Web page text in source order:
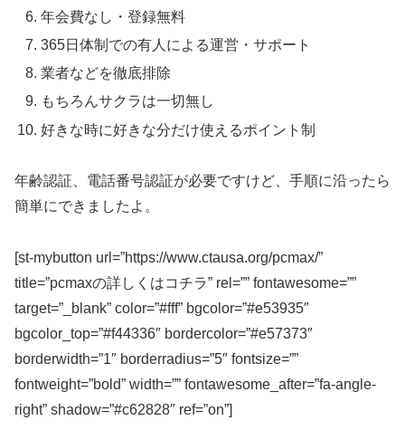
年会費なし・登録無料
365日体制での有人による運営・サポート
業者などを徹底排除
もちろんサクラは一切無し
好きな時に好きな分だけ使えるポイント制
年齢認証、電話番号認証が必要ですけど、手順に沿ったら
簡単にできましたよ。
[st-mybutton url=”https://www.ctausa.org/pcmax/”
title=”pcmaxの詳しくはコチラ” rel=”” fontawesome=””
target=”_blank” color=”#fff” bgcolor=”#e53935″
bgcolor_top=”#f44336″ bordercolor=”#e57373″
borderwidth=”1″ borderradius=”5″ fontsize=””
fontweight=”bold” width=”” fontawesome_after=”fa-angle-
right” shadow=”#c62828″ ref=”on”]